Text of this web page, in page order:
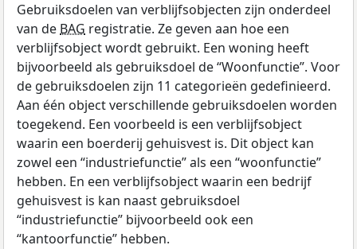
Gebruiksdoelen van verblijfsobjecten zijn onderdeel
van deBAG registratie. Ze geven aan hoe een
verblijfsobject wordt gebruikt. Een woning heeft
bijvoorbeeld als gebruiksdoel de “Woonfunctie”. Voor
de gebruiksdoelen zijn 11 categorieën gedefinieerd.
Aan één object verschillende gebruiksdoelen worden
toegekend. Een voorbeeld is een verblijfsobject
waarin een boerderij gehuisvest is. Dit object kan
zowel een “industriefunctie” als een “woonfunctie”
hebben. En een verblijfsobject waarin een bedrijf
gehuisvest is kan naast gebruiksdoel
“industriefunctie” bijvoorbeeld ook een
“kantoorfunctie” hebben.